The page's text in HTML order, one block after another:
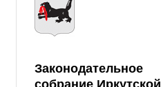
Законодательное
собрание Иркутской